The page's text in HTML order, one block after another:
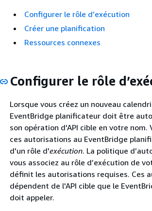
Configurer le rôle d’exécution
Créer une planification
Ressources connexes
Configurer le rôle
Lorsque vous créez un nouveau
EventBridge planificateur doit être
son opération d'API cible en votre nom.
ces autorisations au EventBridge
d'un rôle d'exécution. La politique
vous associez au rôle d’exécution de
définit les autorisations requises. Ces
dépendent de l'API cible que le
doit appeler.